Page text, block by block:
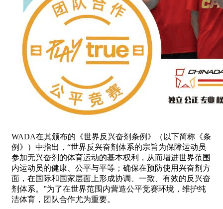
WADA在其颁布的《世界反兴奋剂条例》（以下简称《条
例》）中指出，“世界反兴奋剂体系的宗旨为保障运动员
参加无兴奋剂的体育运动的基本权利，从而增进世界范围
内运动员的健康、公平与平等；确保在预防使用兴奋剂方
面，在国际和国家层面上形成协调、一致、有效的反兴奋
剂体系。”为了在世界范围内营造公平竞赛环境，维护纯
洁体育，团队合作尤为重要。